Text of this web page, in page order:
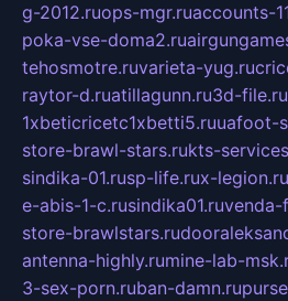
g-2012.ruops-mgr.ruaccounts-
poka-vse-doma2.ru
tehosmotre.ruvarieta-yug.ru
raytor-d.ruatillagunn.ru3d-file.ru
1xbeticricetc1xbetti5.ruuafoot-
store-brawl-stars.rukts-
sindika-01.rusp-life.rux-legion.ru
e-abis-1-c.rusindika01.ruvenda-
store-brawlstars.ru
antenna-highly.rumine-lab-
3-sex-porn.ruban-damn.ru